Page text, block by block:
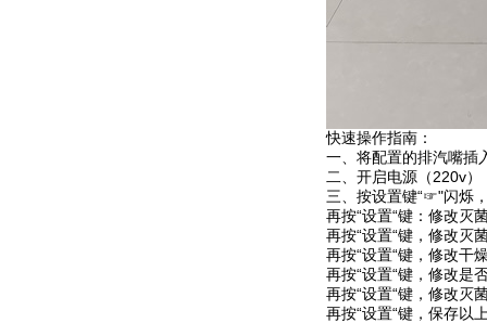
快速操作指南：
一、将配置的排汽嘴插
二、开启电源（220v
三、按设置键“☞"闪烁
再按“设置“键：修改灭
再按“设置“键，修改灭
再按“设置“键，修改干
再按“设置“键，修改是
再按“设置“键，修改灭
再按“设置“键，保存以